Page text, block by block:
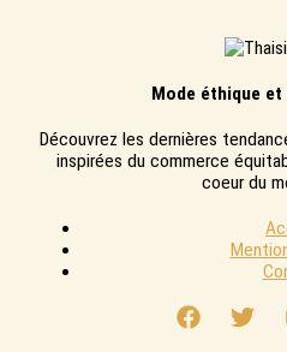
Mode éthique
Découvrez les dernières
inspirées du commerce
coeur du